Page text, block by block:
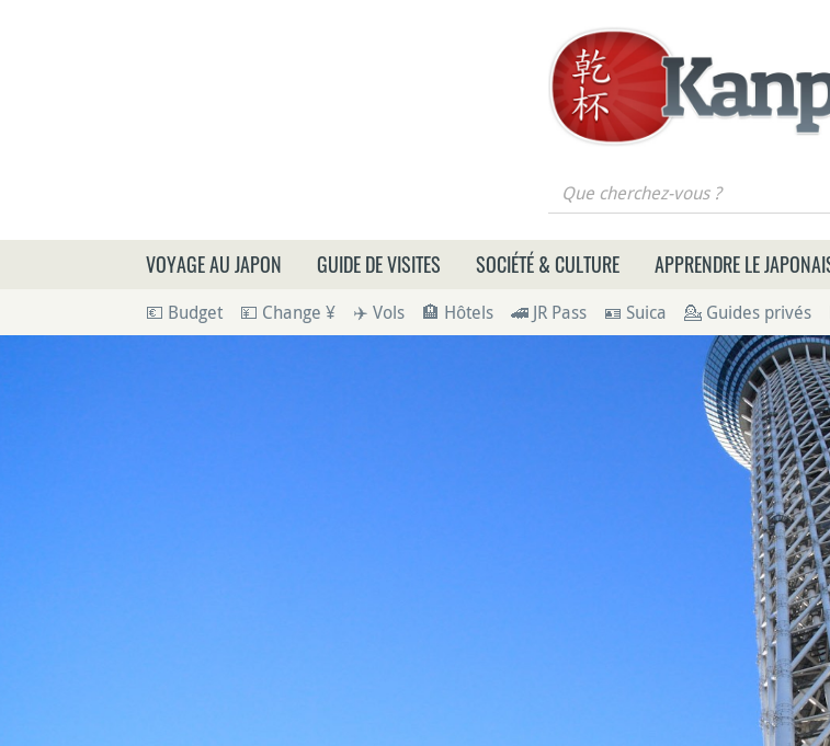
Que cherchez-vous ?
VOYAGE AU JAPON GUIDE DE VISITES SOCIÉTÉ & CULTURE APPRENDRE LE
💶 Budget 💴 Change ¥ ✈️ Vols 🏨 Hôtels 🚄 JR Pass 🪪 Suica 💁 Guides privés